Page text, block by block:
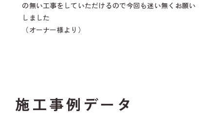
の無い工事をしていただけるので今回も迷い無くお願い
しました
（オーナー様より）
施工事例データ